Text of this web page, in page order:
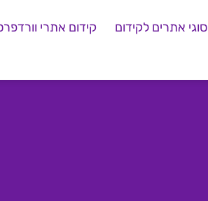
סוגי אתרים לקידום קידום אתרי